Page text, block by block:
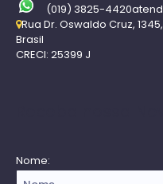
(019) 3825-4420
Rua Dr. Oswaldo Cruz, 1345,
Brasil
CRECI: 25399 J
Nome: